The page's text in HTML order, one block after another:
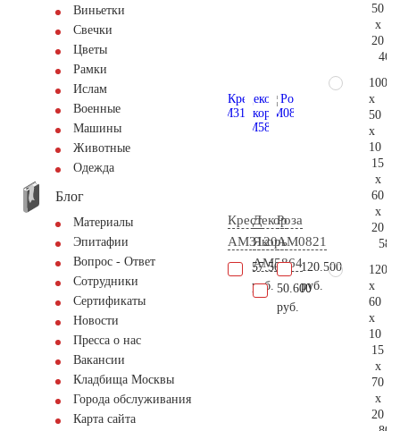
Виньетки
Свечки
Цветы
Рамки
Ислам
Военные
Машины
Животные
Одежда
Блог
Материалы
Эпитафии
Вопрос - Ответ
Сотрудники
Сертификаты
Новости
Пресса о нас
Вакансии
Кладбища Москвы
Города обслуживания
Карта сайта
Крест
AM3120
57.500
руб.
Декор
Якорь
AM5864
50.600
руб.
Роза
AM0821
120.500
руб.
50
x
20
100
x
50
x
10
15
x
60
x
20
120
x
60
x
10
15
x
70
x
20